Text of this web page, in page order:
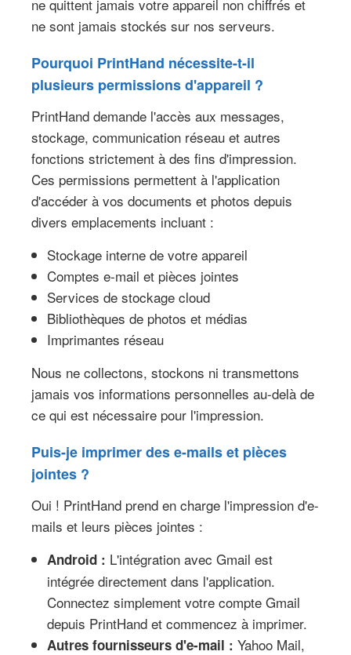
ne quittent jamais votre appareil non chiffrés et
ne sont jamais stockés sur nos serveurs.
Pourquoi PrintHand nécessite-t-il
plusieurs permissions d'appareil ?
PrintHand demande l'accès aux messages,
stockage, communication réseau et autres
fonctions strictement à des fins d'impression.
Ces permissions permettent à l'application
d'accéder à vos documents et photos depuis
divers emplacements incluant :
Stockage interne de votre appareil
Comptes e-mail et pièces jointes
Services de stockage cloud
Bibliothèques de photos et médias
Imprimantes réseau
Nous ne collectons, stockons ni transmettons
jamais vos informations personnelles au-delà de
ce qui est nécessaire pour l'impression.
Puis-je imprimer des e-mails et pièces
jointes ?
Oui ! PrintHand prend en charge l'impression d'e-
mails et leurs pièces jointes :
Android : L'intégration avec Gmail est
intégrée directement dans l'application.
Connectez simplement votre compte Gmail
depuis PrintHand et commencez à imprimer.
Autres fournisseurs d'e-mail : Yahoo Mail,